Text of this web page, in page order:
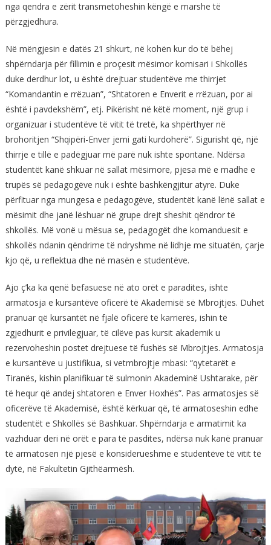
nga qendra e zërit transmetoheshin këngë e marshe të
përzgjedhura.
Në mëngjesin e datës 21 shkurt, në kohën kur do të bëhej
shpërndarja për fillimin e proçesit mësimor komisari i Shkollës
duke derdhur lot, u është drejtuar studentëve me thirrjet
“Komandantin e rrëzuan”, “Shtatoren e Enverit e rrëzuan, por ai
është i pavdekshëm”, etj. Pikërisht në këtë moment, një grup i
organizuar i studentëve të vitit të tretë, ka shpërthyer në
brohoritjen “Shqipëri-Enver jemi gati kurdoherë”. Sigurisht që, një
thirrje e tillë e padëgjuar më parë nuk ishte spontane. Ndërsa
studentët kanë shkuar në sallat mësimore, pjesa më e madhe e
trupës së pedagogëve nuk i është bashkëngjitur atyre. Duke
përfituar nga mungesa e pedagogëve, studentët kanë lënë sallat e
mësimit dhe janë lëshuar në grupe drejt sheshit qëndror të
shkollës. Më vonë u mësua se, pedagogët dhe komanduesit e
shkollës ndanin qëndrime të ndryshme në lidhje me situatën, çarje
kjo që, u reflektua dhe në masën e studentëve.
Ajo ç’ka ka qenë befasuese në ato orët e paradites, ishte
armatosja e kursantëve oficerë të Akademisë së Mbrojtjes. Duhet
pranuar që kursantët në fjalë oficerë të karrierës, ishin të
zgjedhurit e privilegjuar, të cilëve pas kursit akademik u
rezervoheshin postet drejtuese të fushës së Mbrojtjes. Armatosja
e kursantëve u justifikua, si vetmbrojtje mbasi: “qytetarët e
Tiranës, kishin planifikuar të sulmonin Akademinë Ushtarake, për
të hequr që andej shtatoren e Enver Hoxhës”. Pas armatosjes së
oficerëve të Akademisë, është kërkuar që, të armatoseshin edhe
studentët e Shkollës së Bashkuar. Shpërndarja e armatimit ka
vazhduar deri në orët e para të pasdites, ndërsa nuk kanë pranuar
të armatosen një pjesë e konsiderueshme e studentëve të vitit të
dytë, në Fakultetin Gjithëarmësh.